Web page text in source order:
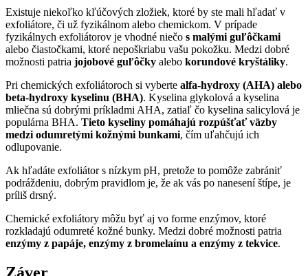
Existuje niekoľko kľúčových zložiek, ktoré by ste mali hľadať v
exfoliátore, či už fyzikálnom alebo chemickom. V prípade
fyzikálnych exfoliátorov je vhodné niečo s malými guľôčkami
alebo čiastočkami, ktoré nepoškriabu vašu pokožku. Medzi dobré
možnosti patria jojobové guľôčky alebo korundové kryštáliky.
Pri chemických exfoliátoroch si vyberte alfa-hydroxy (AHA) alebo
beta-hydroxy kyselinu (BHA). Kyselina glykolová a kyselina
mliečna sú dobrými príkladmi AHA, zatiaľ čo kyselina salicylová je
populárna BHA. Tieto kyseliny pomáhajú rozpúšťať väzby
medzi odumretými kožnými bunkami, čím uľahčujú ich
odlupovanie.
Ak hľadáte exfoliátor s nízkym pH, pretože to pomôže zabrániť
podráždeniu, dobrým pravidlom je, že ak vás po nanesení štípe, je
príliš drsný.
Chemické exfoliátory môžu byť aj vo forme enzýmov, ktoré
rozkladajú odumreté kožné bunky. Medzi dobré možnosti patria
enzýmy z papáje, enzýmy z bromelaínu a enzýmy z tekvice.
Záver